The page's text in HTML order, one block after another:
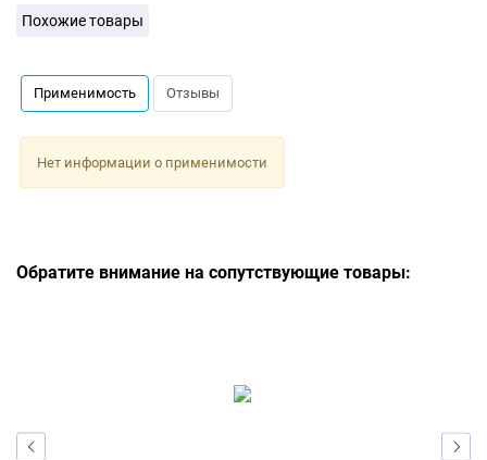
Похожие товары
Применимость Отзывы
Нет информации о применимости
Обратите внимание на сопутствующие товары: